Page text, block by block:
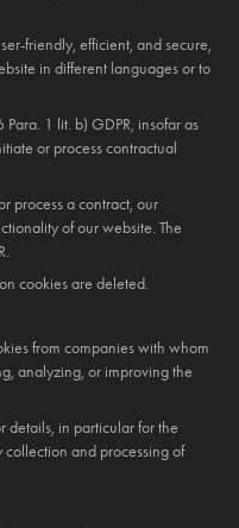
friendly, efficient, and secure,
in different languages or to
1 lit. b) GDPR, insofar as
or process contractual
process a contract, our
of our website. The
cookies are deleted.
from companies with whom
analyzing, or improving the
details, in particular for the
collection and processing of